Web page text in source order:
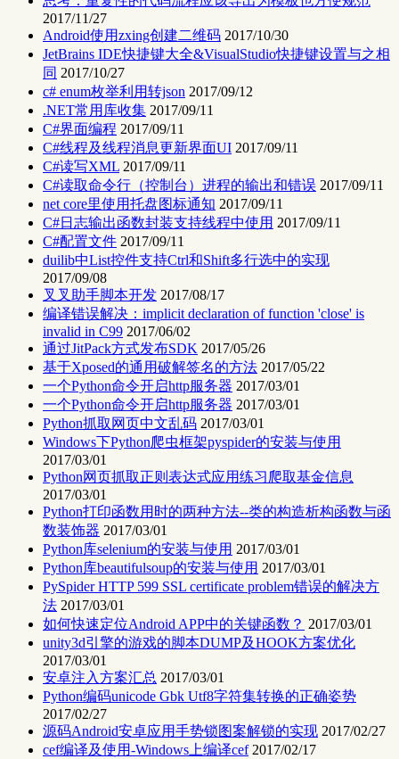
2017/11/27
Android使用zxing创建二维码 2017/10/30
JetBrains IDE快捷键大全&VisualStudio快捷键设置与之相
同 2017/10/27
c# enum枚举利用转json 2017/09/12
.NET常用库收集 2017/09/11
C#界面编程 2017/09/11
C#线程及线程消息更新界面UI 2017/09/11
C#读写XML 2017/09/11
C#读取命令行（控制台）进程的输出和错误 2017/09/11
net core里使用托盘图标通知 2017/09/11
C#日志输出函数封装支持线程中使用 2017/09/11
C#配置文件 2017/09/11
duilib中List控件支持Ctrl和Shift多行选中的实现
2017/09/08
叉叉助手脚本开发 2017/08/17
编译错误解决：implicit declaration of function 'close' is
invalid in C99 2017/06/02
通过JitPack方式发布SDK 2017/05/26
基于Xposed的通用破解签名的方法 2017/05/22
一个Python命令开启http服务器 2017/03/01
一个Python命令开启http服务器 2017/03/01
Python抓取网页中文乱码 2017/03/01
Windows下Python爬虫框架pyspider的安装与使用
2017/03/01
Python网页抓取正则表达式应用练习爬取基金信息
2017/03/01
Python打印函数用时的两种方法--类的构造析构函数与函
数装饰器 2017/03/01
Python库selenium的安装与使用 2017/03/01
Python库beautifulsoup的安装与使用 2017/03/01
PySpider HTTP 599 SSL certificate problem错误的解决方
法 2017/03/01
如何快速定位Android APP中的关键函数？ 2017/03/01
unity3d引擎的游戏的脚本DUMP及HOOK方案优化
2017/03/01
安卓注入方案汇总 2017/03/01
Python编码unicode Gbk Utf8字符集转换的正确姿势
2017/02/27
源码Android安卓应用手势锁图案解锁的实现 2017/02/27
cef编译及使用-Windows上编译cef 2017/02/17